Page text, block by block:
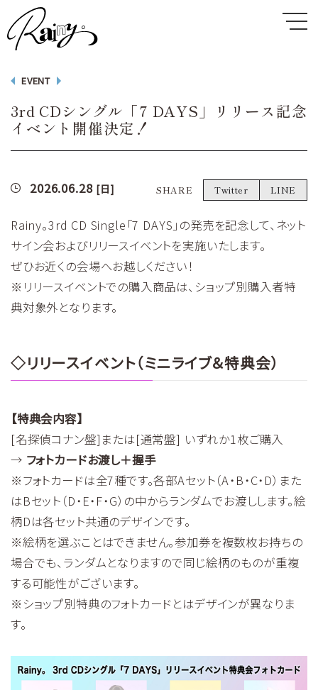
EVENT
3rd CDシングル「7 DAYS」リリース記念
イベント開催決定！
2026.06.28 [日] SHARE Twitter LINE
Rainy。3rd CD Single「7 DAYS」の発売を記念して、ネット
サイン会およびリリースイベントを実施いたします。
ぜひお近くの会場へお越しください！
※リリースイベントでの購入商品は、ショップ別購入者特
典対象外となります。
◇リリースイベント（ミニライブ＆特典会）
【特典会内容】
[名探偵コナン盤]または[通常盤] いずれか1枚ご購入
→ フォトカードお渡し＋握手
※フォトカードは全7種です。各部Aセット（A・B・C・D）また
はBセット（D・E・F・G）の中からランダムでお渡しします。絵
柄Dは各セット共通のデザインです。
※絵柄を選ぶことはできません。参加券を複数枚お持ちの
場合でも、ランダムとなりますので同じ絵柄のものが重複
する可能性がございます。
※ショップ別特典のフォトカードとはデザインが異なりま
す。